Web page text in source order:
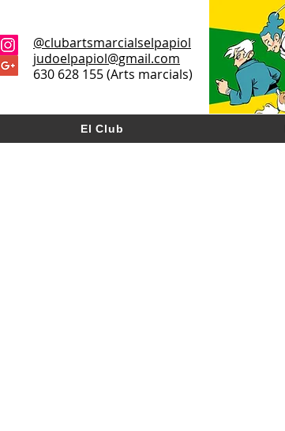
@clubartsmarcialselpapiol
judoelpapiol@gmail.com
630 628 155 (Arts marcials)
El Club